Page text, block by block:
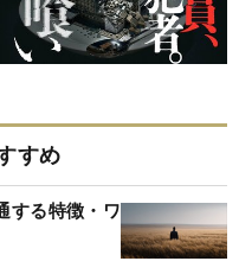
すめ
する特徴・ワ